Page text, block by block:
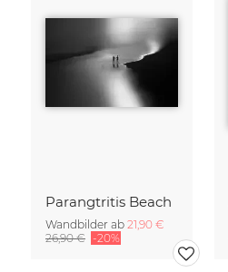
Parangtritis Beach
Wandbilder ab 21,90 €
26,90 € -20%